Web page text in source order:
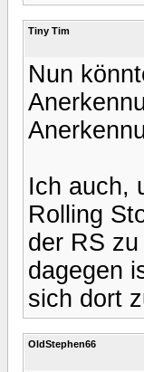
Tiny Tim
Nun
Ich auch,
Rolling
der RS
dagegen
sich dort
OldStephen66